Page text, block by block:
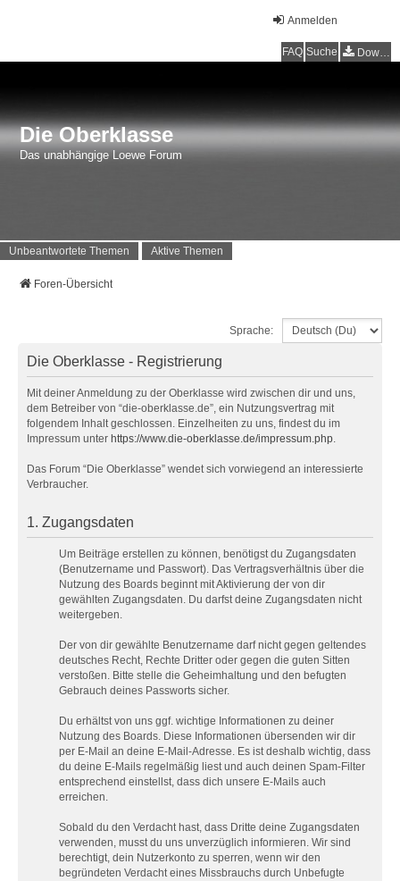
Anmelden
FAQ Suche Downloads
Die Oberklasse
Das unabhängige Loewe Forum
Unbeantwortete Themen Aktive Themen
Foren-Übersicht
Sprache:
Die Oberklasse - Registrierung
Mit deiner Anmeldung zu der Oberklasse wird zwischen dir und uns,
dem Betreiber von “die-oberklasse.de”, ein Nutzungsvertrag mit
folgendem Inhalt geschlossen. Einzelheiten zu uns, findest du im
Impressum unter https://www.die-oberklasse.de/impressum.php.
Das Forum “Die Oberklasse” wendet sich vorwiegend an interessierte
Verbraucher.
1. Zugangsdaten
Um Beiträge erstellen zu können, benötigst du Zugangsdaten
(Benutzername und Passwort). Das Vertragsverhältnis über die
Nutzung des Boards beginnt mit Aktivierung der von dir
gewählten Zugangsdaten. Du darfst deine Zugangsdaten nicht
weitergeben.
Der von dir gewählte Benutzername darf nicht gegen geltendes
deutsches Recht, Rechte Dritter oder gegen die guten Sitten
verstoßen. Bitte stelle die Geheimhaltung und den befugten
Gebrauch deines Passworts sicher.
Du erhältst von uns ggf. wichtige Informationen zu deiner
Nutzung des Boards. Diese Informationen übersenden wir dir
per E-Mail an deine E-Mail-Adresse. Es ist deshalb wichtig, dass
du deine E-Mails regelmäßig liest und auch deinen Spam-Filter
entsprechend einstellst, dass dich unsere E-Mails auch
erreichen.
Sobald du den Verdacht hast, dass Dritte deine Zugangsdaten
verwenden, musst du uns unverzüglich informieren. Wir sind
berechtigt, dein Nutzerkonto zu sperren, wenn wir den
begründeten Verdacht eines Missbrauchs durch Unbefugte